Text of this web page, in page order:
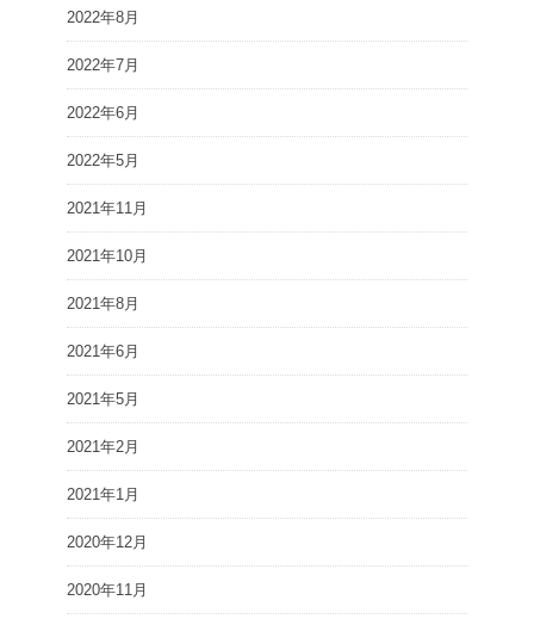
2022年8月
2022年7月
2022年6月
2022年5月
2021年11月
2021年10月
2021年8月
2021年6月
2021年5月
2021年2月
2021年1月
2020年12月
2020年11月